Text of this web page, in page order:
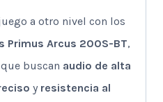
a otro nivel con los
Primus Arcus 200S-BT,
buscan audio de alta
y resistencia al